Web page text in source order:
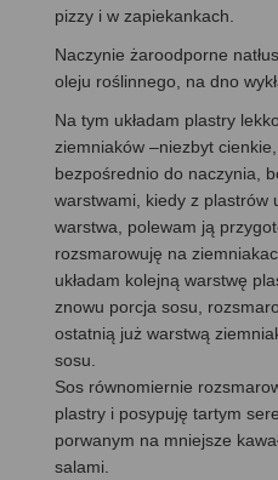
pizzy i w zapiekankach.
Naczynie żaroodporne
oleju roślinnego, na dno
Na tym układam plastry
ziemniaków –niezbyt
bezpośrednio do naczynia,
warstwami, kiedy z plastrów
warstwa, polewam ją
rozsmarowuję na
układam kolejną warstwę
znowu porcja sosu,
ostatnią już warstwą
sosu.
Sos równomiernie
plastry i posypuję tartym
porwanym na mniejsze
salami.